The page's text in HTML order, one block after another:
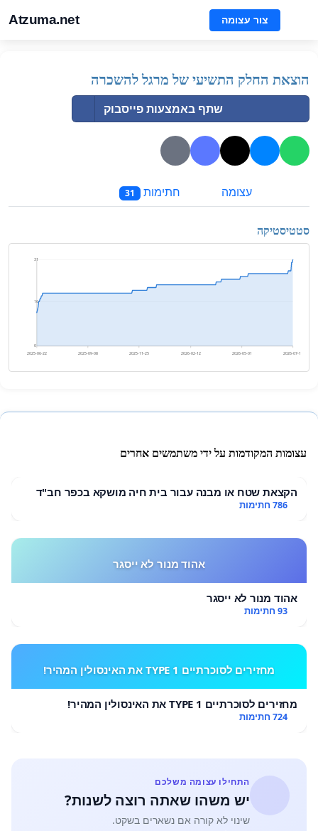
Atzuma.net צור עצומה
הוצאת החלק התשיעי של מרגל להשכרה
שתף באמצעות פייסבוק
עצומה חתימות 31
סטטיסטיקה
0
16
31
2025-06-22 2025-09-08 2025-11-25 2026-02-12 2026-05-01 2026-07-18
עצומות המקודמות על ידי משתמשים אחרים
הקצאת שטח או מבנה עבור בית חיה מושקא בכפר חב"ד
786 חתימות
אהוד מנור לא ייסגר
אהוד מנור לא ייסגר
93 חתימות
מחזירים לסוכרתיים TYPE 1 את האינסולין המהיר!
מחזירים לסוכרתיים TYPE 1 את האינסולין המהיר!
724 חתימות
התחילו עצומה משלכם
יש משהו שאתה רוצה לשנות?
שינוי לא קורה אם נשארים בשקט.